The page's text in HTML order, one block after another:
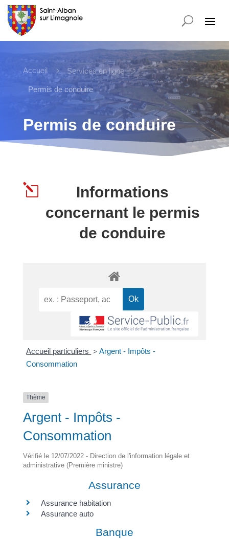
Accueil 5 Services en ligne 5
Permis de conduire
Permis de conduire
l
Informations
concernant le permis
de conduire
Accueil particuliers > Argent - Impôts -
Consommation
Thème
Argent - Impôts -
Consommation
Vérifié le 12/07/2022 - Direction de l'information légale et
administrative (Première ministre)
Assurance
Assurance habitation
Assurance auto
Banque